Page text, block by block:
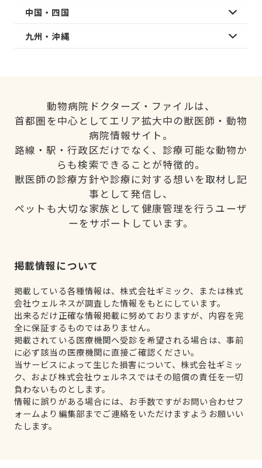
中国・四国
九州・沖縄
動物病院ドクターズ・ファイルは、
首都圏を中心としてエリア拡大中の獣医師・動物
病院情報サイト。
路線・駅・行政区だけでなく、診療可能な動物か
らも検索できることが特徴的。
獣医師の診療方針や診療に対する想いを取材し記
事として発信し、
ペットも大切な家族として健康管理を行うユーザ
ーをサポートしています。
掲載情報について
掲載している各種情報は、株式会社ギミック、または株式
会社ウェルネスが調査した情報をもとにしています。
出来るだけ正確な情報掲載に努めておりますが、内容を完
全に保証するものではありません。
掲載されている医療機関へ受診を希望される場合は、事前
に必ず該当の医療機関に直接ご確認ください。
当サービスによって生じた損害について、株式会社ギミッ
ク、および株式会社ウェルネスではその賠償の責任を一切
負わないものとします。
情報に誤りがある場合には、お手数ですがお問い合わせフ
ォームより編集部までご連絡をいただけますようお願いい
たします。